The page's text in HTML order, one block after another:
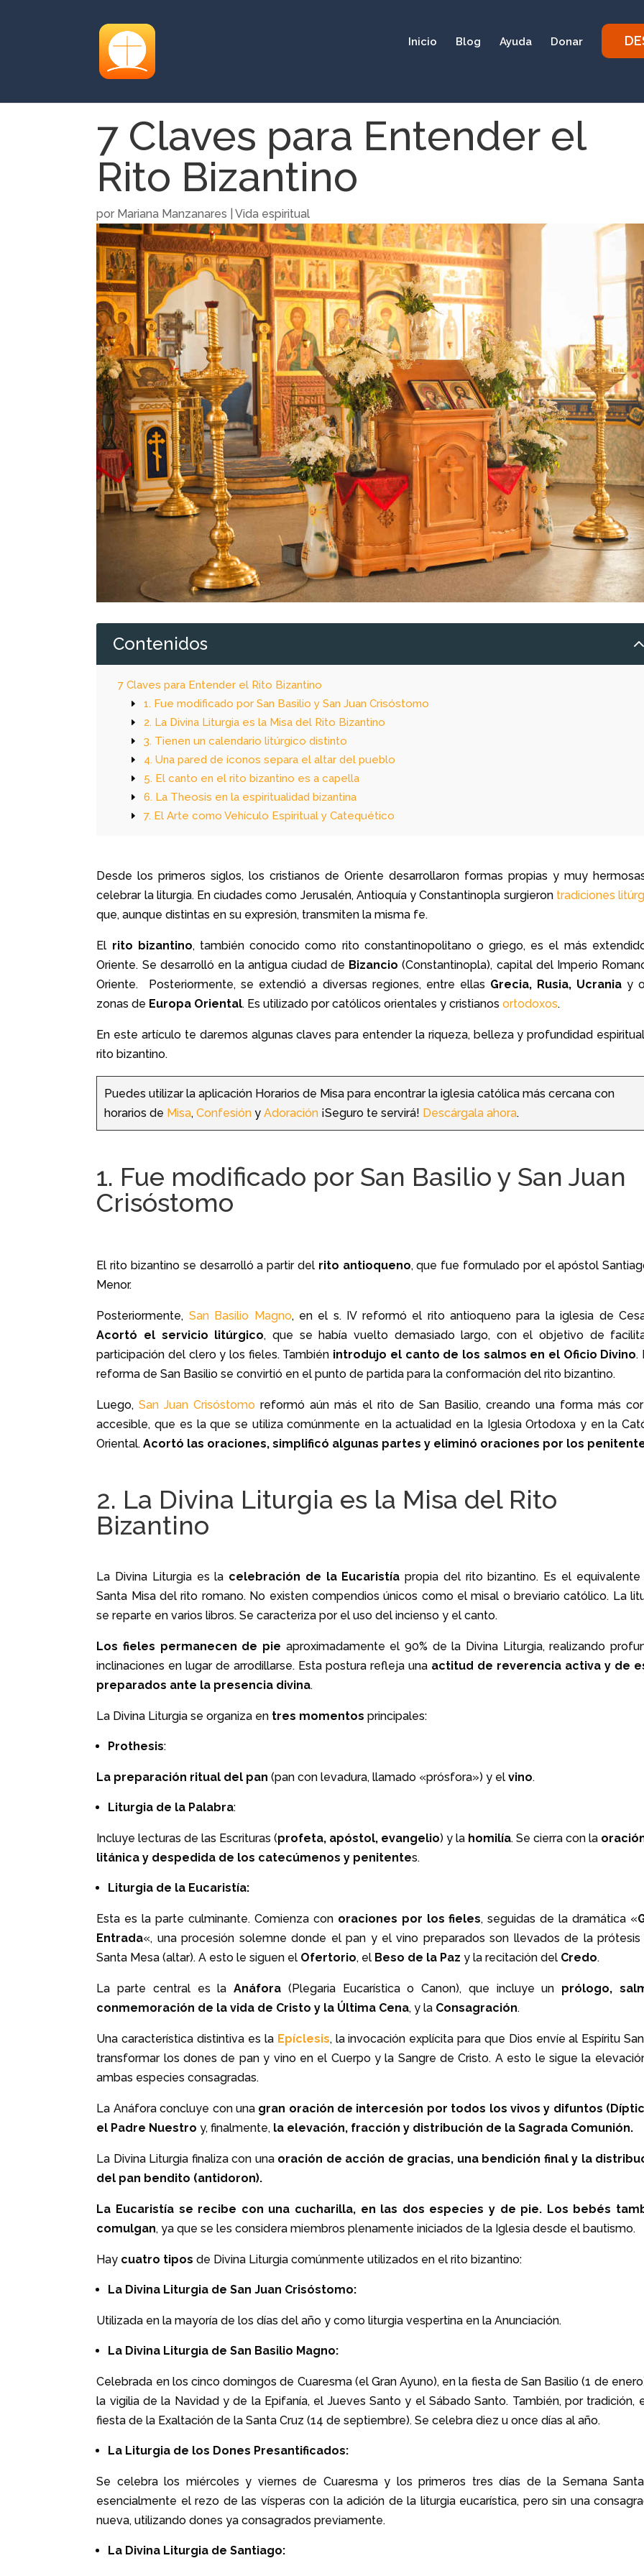
Inicio Blog Ayuda Donar
7 Claves para Entender el
Rito Bizantino
por Mariana Manzanares |Vida espiritual
Contenidos 2
7 Claves para Entender el Rito Bizantino
1. Fue modificado por San Basilio y San Juan Crisóstomo
2. La Divina Liturgia es la Misa del Rito Bizantino
3. Tienen un calendario litúrgico distinto
4. Una pared de íconos separa el altar del pueblo
5. El canto en el rito bizantino es a capella
6. La Theosis en la espiritualidad bizantina
7. El Arte como Vehículo Espiritual y Catequético
Desde los primeros siglos, los cristianos de Oriente desarrollaron formas propias y muy
celebrar la liturgia. En ciudades como Jerusalén, Antioquía y Constantinopla surgieron tradiciones
que, aunque distintas en su expresión, transmiten la misma fe.
El rito bizantino, también conocido como rito constantinopolitano o griego, es el más
Oriente. Se desarrolló en la antigua ciudad de Bizancio (Constantinopla), capital del Imperio
Oriente. Posteriormente, se extendió a diversas regiones, entre ellas Grecia, Rusia, Ucraniay
zonas de Europa Oriental. Es utilizado por católicos orientales y cristianosortodoxos.
En este artículo te daremos algunas claves para entender la riqueza, belleza y profundidad
rito bizantino.
Puedes utilizar la aplicación Horarios de Misa para encontrar la iglesia católica más cercana con
horarios de Misa,Confesión yAdoración ¡Seguro te servirá! Descárgala ahora.
1. Fue modificado por San Basilio y San Juan
Crisóstomo
El rito bizantino se desarrolló a partir del rito antioqueno, que fue formulado por el apóstol
Menor.
Posteriormente, San Basilio Magno, en el s. IV reformó el rito antioqueno para la iglesia de
Acortó el servicio litúrgico, que se había vuelto demasiado largo, con el objetivo de
participación del clero y los fieles. También introdujo el canto de los salmos en el Oficio Divino.
reforma de San Basilio se convirtió en el punto de partida para la conformación del rito bizantino.
Luego,San Juan Crisóstomo reformó aún más el rito de San Basilio, creando una forma más
accesible, que es la que se utiliza comúnmente en la actualidad en la Iglesia Ortodoxa y en la
Oriental.Acortó las oraciones, simplificó algunas partes y eliminó oraciones por los
2. La Divina Liturgia es la Misa del Rito
Bizantino
La Divina Liturgia es la celebración de la Eucaristía propia del rito bizantino. Es el
Santa Misa del rito romano. No existen compendios únicos como el misal o breviario católico. La
se reparte en varios libros. Se caracteriza por el uso del incienso y el canto.
Los fieles permanecen de pie aproximadamente el 90% de la Divina Liturgia, realizando
inclinaciones en lugar de arrodillarse. Esta postura refleja una actitud de reverencia activa y de
preparados ante la presencia divina.
La Divina Liturgia se organiza en tres momentos principales:
Prothesis:
La preparación ritual del pan (pan con levadura, llamado «prósfora») y elvino.
Liturgia de la Palabra:
Incluye lecturas de las Escrituras (profeta, apóstol, evangelio) y la homilía. Se cierra con la
litánica y despedida de los catecúmenos y penitentes.
Liturgia de la Eucaristía:
Esta es la parte culminante. Comienza con oraciones por los fieles, seguidas de la dramática «
Entrada«, una procesión solemne donde el pan y el vino preparados son llevados de la prótesis
Santa Mesa (altar). A esto le siguen el Ofertorio, el Beso de la Paz y la recitación del Credo.
La parte central es laAnáfora (Plegaria Eucarística o Canon), que incluye un prólogo,
conmemoración de la vida de Cristo y la Última Cena, y la Consagración.
Una característica distintiva es la Epíclesis, la invocación explícita para que Dios envíe al Espíritu
transformar los dones de pan y vino en el Cuerpo y la Sangre de Cristo. A esto le sigue la
ambas especies consagradas.
La Anáfora concluye con una gran oración de intercesión por todos los vivos y difuntos
el Padre Nuestroy, finalmente, la elevación, fracción y distribución de la Sagrada Comunión.
La Divina Liturgia finaliza con una oración de acción de gracias, una bendición final y la
del pan bendito (antidoron).
La Eucaristía se recibe con una cucharilla, en las dos especies y de pie. Los bebés
comulgan, ya que se les considera miembros plenamente iniciados de la Iglesia desde el bautismo.
Hay cuatro tipos de Divina Liturgia comúnmente utilizados en el rito bizantino:
La Divina Liturgia de San Juan Crisóstomo:
Utilizada en la mayoría de los días del año y como liturgia vespertina en la Anunciación.
La Divina Liturgia de San Basilio Magno:
Celebrada en los cinco domingos de Cuaresma (el Gran Ayuno), en la fiesta de San Basilio (1 de
la vigilia de la Navidad y de la Epifanía, el Jueves Santo y el Sábado Santo. También, por tradición,
fiesta de la Exaltación de la Santa Cruz (14 de septiembre). Se celebra diez u once días al año.
La Liturgia de los Dones Presantificados:
Se celebra los miércoles y viernes de Cuaresma y los primeros tres días de la Semana
esencialmente el rezo de las vísperas con la adición de la liturgia eucarística, pero sin una
nueva, utilizando dones ya consagrados previamente.
La Divina Liturgia de Santiago: